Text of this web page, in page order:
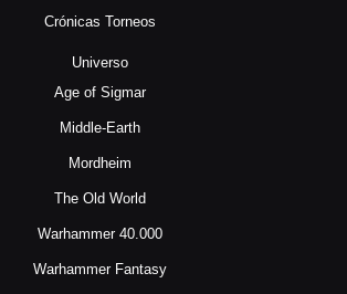
Crónicas Torneos
Universo
Age of Sigmar
Middle-Earth
Mordheim
The Old World
Warhammer 40.000
Warhammer Fantasy